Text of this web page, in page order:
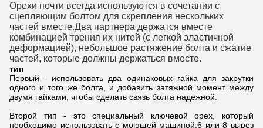
Орехи почти всегда используются в сочетании с
сцепляющим болтом для скрепления нескольких
частей вместе.Два партнера держатся вместе
комбинацией трения их нитей (с легкой эластичной
деформацией), небольшое растяжение болта и сжатие
частей, которые должны держаться вместе.
тип
Первый - использовать два одинаковых гайка для закрутки
одного и того же болта, и добавить затяжной момент между
двумя гайками, чтобы сделать связь болта надежной.
Второй тип - это специальный ключевой орех, который
необходимо использовать с моющей машиной.6 или 8 вырез